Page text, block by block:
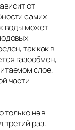
от
самих
воды может
так как в
газообмен,
слое,
части
только не в
третий раз.